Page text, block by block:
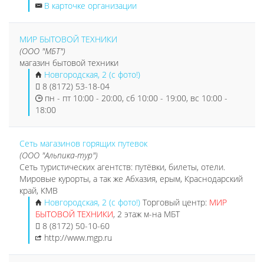
В карточке организации
МИР БЫТОВОЙ ТЕХНИКИ
(ООО "МБТ")
магазин бытовой техники
Новгородская, 2 (с фото!)
8 (8172) 53-18-04
пн - пт 10:00 - 20:00, сб 10:00 - 19:00, вс 10:00 -
18:00
Сеть магазинов горящих путевок
(ООО "Альпика-тур")
Сеть туристических агентств: путёвки, билеты, отели.
Мировые курорты, а так же Абхазия, ерым, Краснодарский
край, КМВ
Новгородская, 2 (с фото!) Торговый центр: МИР
БЫТОВОЙ ТЕХНИКИ, 2 этаж м-на МБТ
8 (8172) 50-10-60
http://www.mgp.ru